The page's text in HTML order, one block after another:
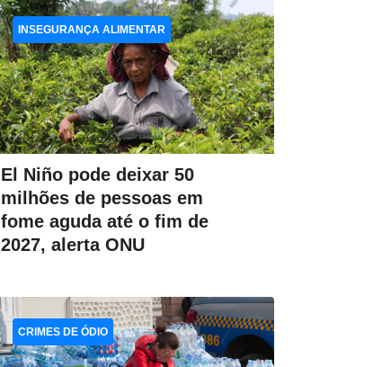
El Niño pode deixar 50
milhões de pessoas em
fome aguda até o fim de
2027, alerta ONU
INSEGURANÇA ALIMENTAR
CRIMES DE ÓDIO